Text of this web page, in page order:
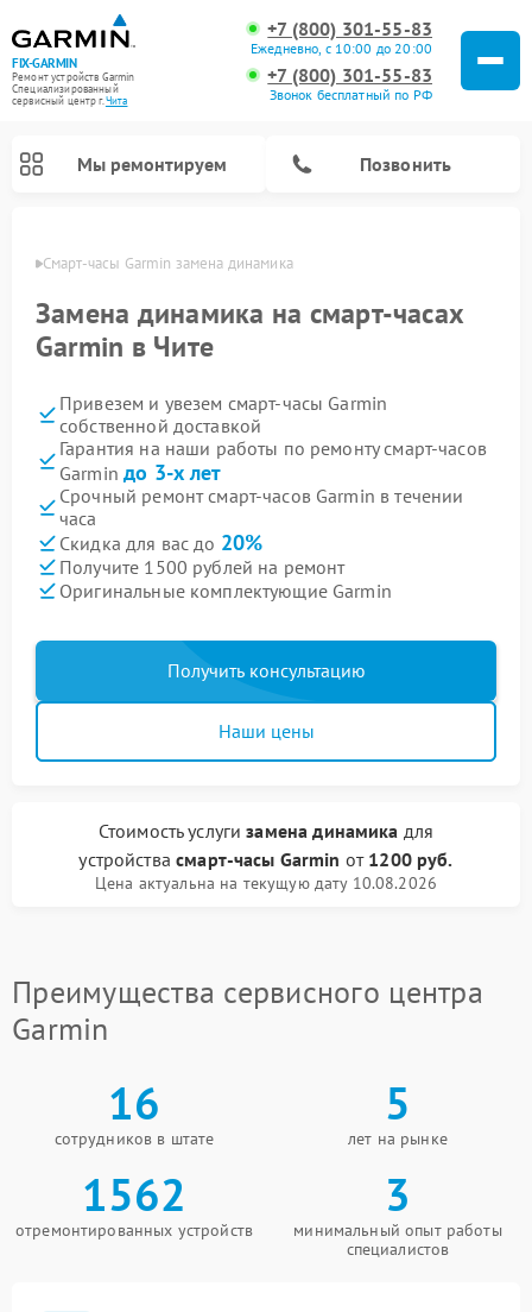
FIX-GARMIN
Ремонт устройств Garmin
Специализированный
cервисный центр г.Чита
+7 (800) 301-55-83
Ежедневно, с 10:00 до 20:00
+7 (800) 301-55-83
Звонок бесплатный по РФ
Мы ремонтируем Позвонить
Смарт-часы Garmin замена динамика
Замена динамика на смарт-часах
Garmin в Чите
Привезем и увезем смарт-часы Garmin
собственной доставкой
Гарантия на наши работы по ремонту смарт-часов
Garminдо 3-х лет
Срочный ремонт смарт-часов Garmin в течении
часа
Скидка для вас до 20%
Получите 1500 рублей на ремонт
Оригинальные комплектующие Garmin
Получить консультацию
Наши цены
Стоимость услугизамена динамика для
устройствасмарт-часы Garmin от 1200 руб.
Цена актуальна на текущую дату 10.08.2026
Преимущества сервисного центра
Garmin
16
сотрудников в штате
5
лет на рынке
1562
отремонтированных устройств
3
минимальный опыт работы
специалистов